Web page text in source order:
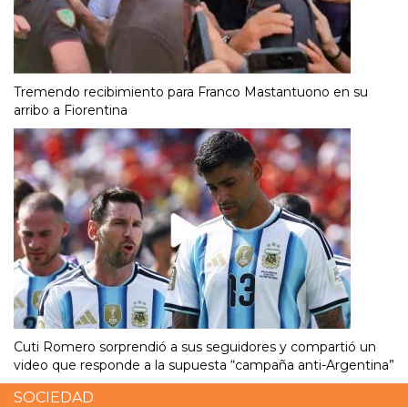
Tremendo recibimiento para Franco Mastantuono en su
arribo a Fiorentina
Cuti Romero sorprendió a sus seguidores y compartió un
video que responde a la supuesta “campaña anti-Argentina”
SOCIEDAD